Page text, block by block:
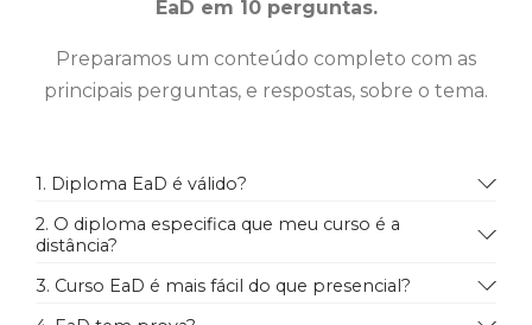
EaD em 10 perguntas.
Preparamos um conteúdo completo com as
principais perguntas, e respostas, sobre o tema.
1. Diploma EaD é válido?
2. O diploma especifica que meu curso é a
distância?
3. Curso EaD é mais fácil do que presencial?